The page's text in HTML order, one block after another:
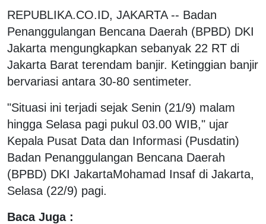
REPUBLIKA.CO.ID, JAKARTA -- Badan
Penanggulangan Bencana Daerah (BPBD) DKI
Jakarta mengungkapkan sebanyak 22 RT di
Jakarta Barat terendam banjir. Ketinggian banjir
bervariasi antara 30-80 sentimeter.
"Situasi ini terjadi sejak Senin (21/9) malam
hingga Selasa pagi pukul 03.00 WIB," ujar
Kepala Pusat Data dan Informasi (Pusdatin)
Badan Penanggulangan Bencana Daerah
(BPBD) DKI JakartaMohamad Insaf di Jakarta,
Selasa (22/9) pagi.
Baca Juga :